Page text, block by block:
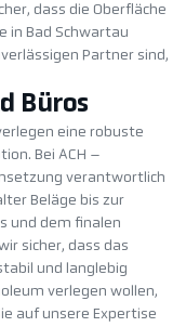
dass die Oberfläche
in Bad Schwartau
Partner sind,
Büros
eine robuste
Bei ACH –
verantwortlich
Beläge bis zur
und dem finalen
sicher, dass das
und langlebig
verlegen wollen,
auf unsere Expertise